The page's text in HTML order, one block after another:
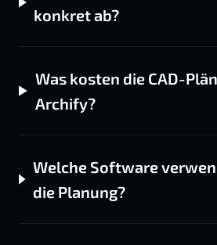
konkret ab?
Was kosten die CAD-
Archify?
Welche Software
die Planung?